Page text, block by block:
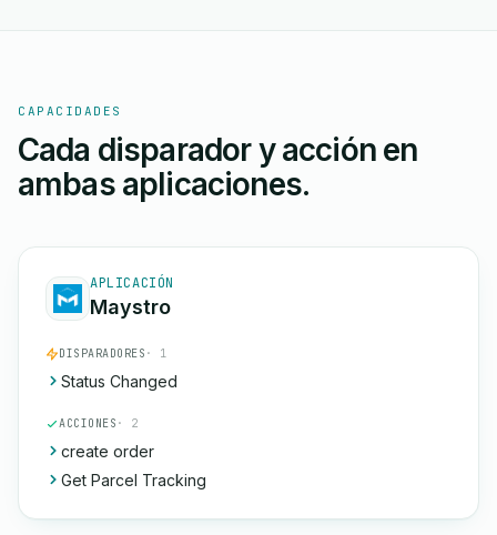
CAPACIDADES
Cada disparador y acción en
ambas aplicaciones.
APLICACIÓN
Maystro
DISPARADORES · 1
Status Changed
ACCIONES · 2
create order
Get Parcel Tracking